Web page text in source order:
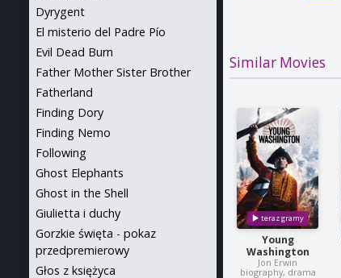
Similar Movies
Young
Washington
Jon Erwin
biography, drama
Dyrygent
El misterio del Padre Pío
Evil Dead Burn
Father Mother Sister Brother
Fatherland
Finding Dory
Finding Nemo
Following
Ghost Elephants
Ghost in the Shell
Giulietta i duchy
Gorzkie święta - pokaz
przedpremierowy
Głos z księżyca